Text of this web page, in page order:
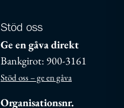
Stöd oss
Ge en gåva direkt
Bankgirot: 900-3161
Stöd oss – ge en gåva
Organisationsnr.